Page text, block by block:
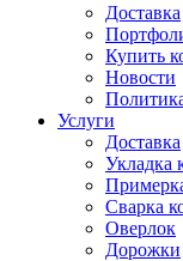
Доставка
Купить
Новости
Услуги
Доставка
Укладка
Сварка
Оверлок
Дорожки